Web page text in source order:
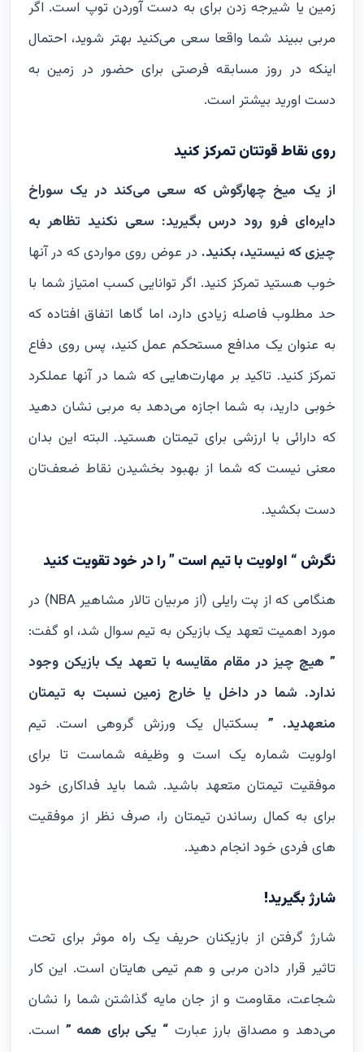
زمین یا شیرجه زدن برای به دست آوردن توپ است. اگر
مربی ببیند شما واقعا سعی می‌کنید بهتر شوید، احتمال
اینکه در روز مسابقه فرصتی برای حضور در زمین به
دست اورید بیشتر است.
روی نقاط قوتتان تمرکز کنید
از یک میخ چهارگوش که سعی می‌کند در یک سوراخ
دایره‌ای فرو رود درس بگیرید: سعی نکنید تظاهر به
چیزی که نیستید، بکنید. در عوض روی مواردی که در آنها
خوب هستید تمرکز کنید. اگر توانایی کسب امتیاز شما با
حد مطلوب فاصله زیادی دارد، اما گاها اتفاق افتاده که
به عنوان یک مدافع مستحکم عمل کنید، پس روی دفاع
تمرکز کنید. تاکید بر مهارت‌هایی که شما در آنها عملکرد
خوبی دارید، به شما اجازه می‌دهد به مربی نشان دهید
که دارائی با ارزشی برای تیمتان هستید. البته این بدان
معنی نیست که شما از بهبود بخشیدن نقاط ضعف‌تان
دست بکشید.
نگرش “ اولویت با تیم است ” را در خود تقویت کنید
هنگامی که از پت رایلی (از مربیان تالار مشاهیر NBA) در
مورد اهمیت تعهد یک بازیکن به تیم سوال شد، او گفت:
” هیچ چیز در مقام مقایسه با تعهد یک بازیکن وجود
ندارد. شما در داخل یا خارج زمین نسبت به تیمتان
منعهدید. ” بسکتبال یک ورزش گروهی است. تیم
اولویت شماره یک است و وظیفه شماست تا برای
موفقیت تیمتان متعهد باشید. شما باید فداکاری خود
برای به کمال رساندن تیمتان را، صرف نظر از موفقیت
های فردی خود انجام دهید.
شارژ بگیرید!
شارژ گرفتن از بازیکنان حریف یک راه موثر برای تحت
تاثیر قرار دادن مربی و هم تیمی هایتان است. این کار
شجاعت، مقاومت و از جان مایه گذاشتن شما را نشان
می‌دهد و مصداق بارز عبارت “ یکی برای همه ” است.